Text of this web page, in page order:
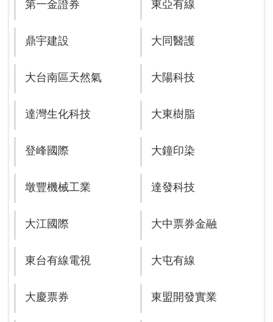
第一金證券 東亞有線
鼎宇建設 大同醫護
大台南區天然氣 大陽科技
達灣生化科技 大東樹脂
登峰國際 大鐘印染
墩豐機械工業 達發科技
大江國際 大中票券金融
東台有線電視 大屯有線
大慶票券 東盟開發實業